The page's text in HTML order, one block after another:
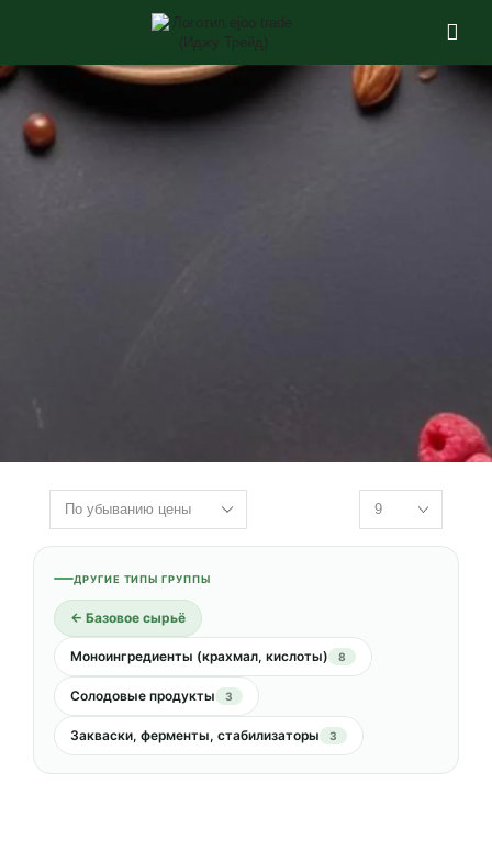
ДРУГИЕ ТИПЫ ГРУППЫ
← Базовое сырьё
Моноингредиенты (крахмал, кислоты) 8
Солодовые продукты 3
Закваски, ферменты, стабилизаторы 3